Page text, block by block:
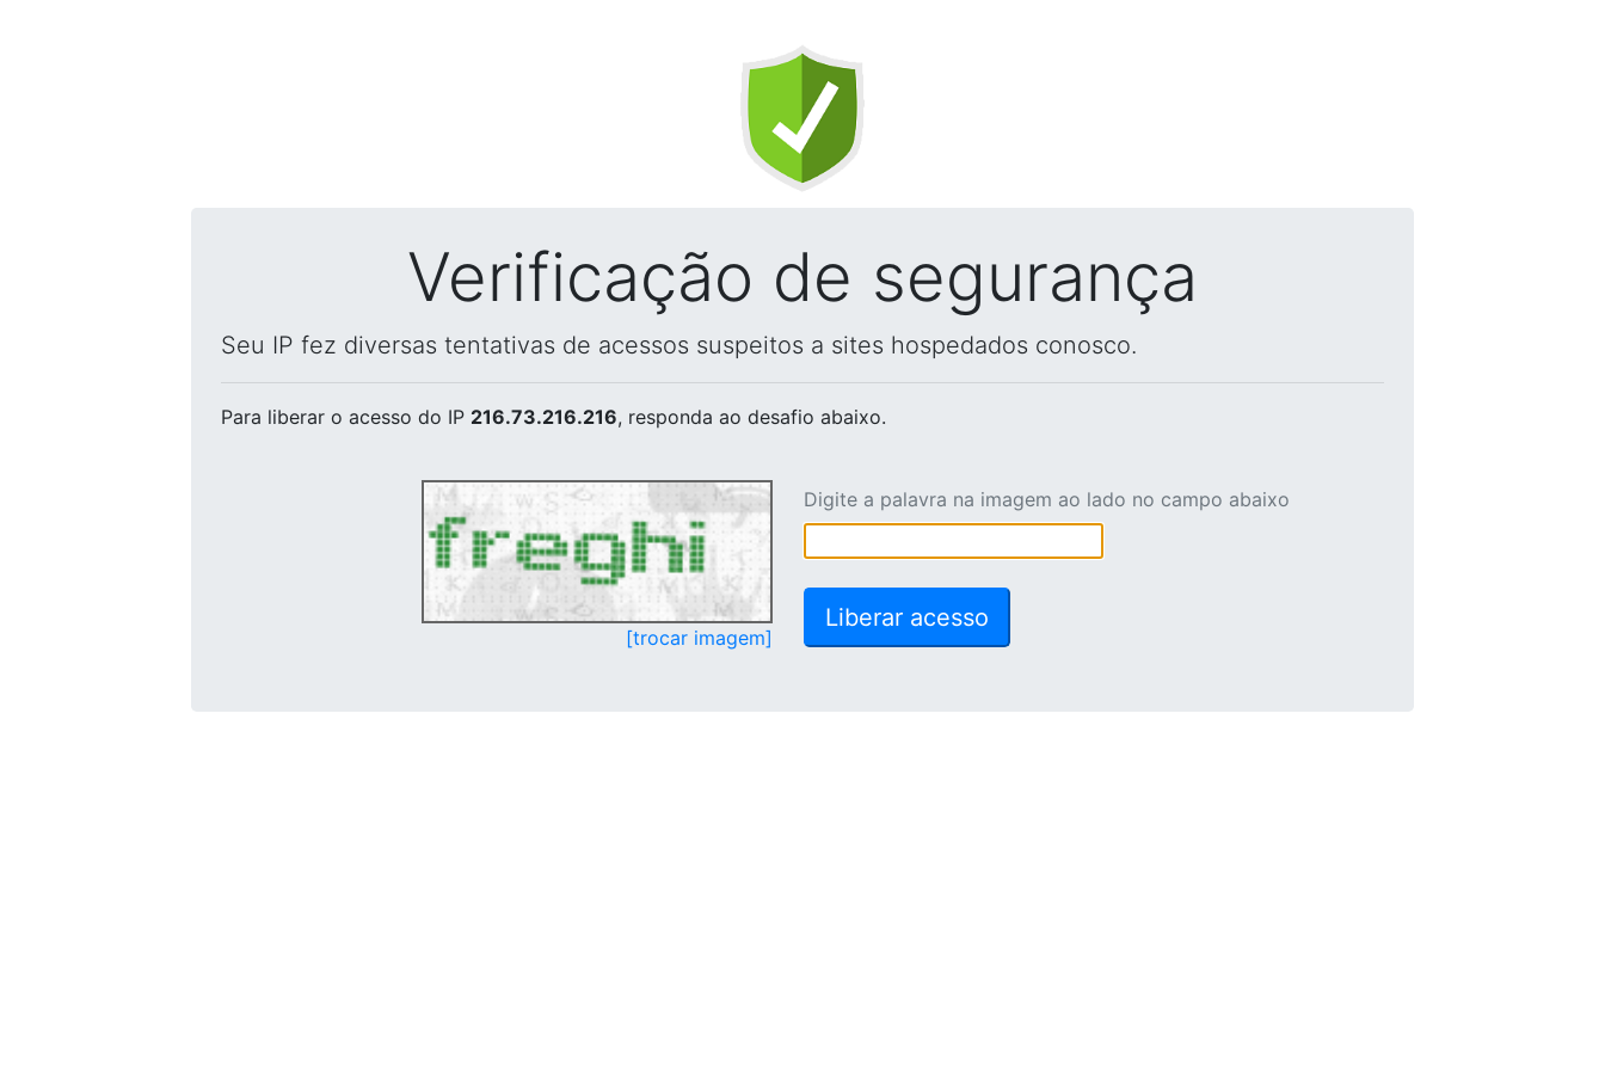
Verificação de segurança
Seu IP fez diversas tentativas de acessos suspeitos a sites hospedados conosco.
Para liberar o acesso do IP 216.73.216.216, responda ao desafio abaixo.
[trocar imagem]
Digite a palavra na imagem ao lado no campo abaixo